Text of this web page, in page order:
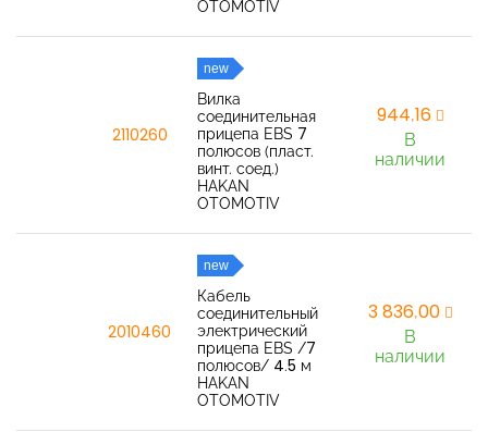
OTOMOTIV
2110260
new
Вилка
соединительная
прицепа EBS 7
полюсов (пласт.
винт. соед.)
HAKAN
OTOMOTIV
944,16
В
наличии
2010460
new
Кабель
соединительный
электрический
прицепа EBS /7
полюсов/ 4.5 м
HAKAN
OTOMOTIV
3 836,00
В
наличии